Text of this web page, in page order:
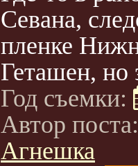
Севана,
пленке
Геташен, но
Год съемки:
Автор
Агнешка